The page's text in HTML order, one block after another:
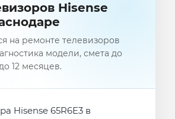
Hisense
на ремонте телевизоров
модели, смета до
12 месяцев.
Hisense 65R6E3 в